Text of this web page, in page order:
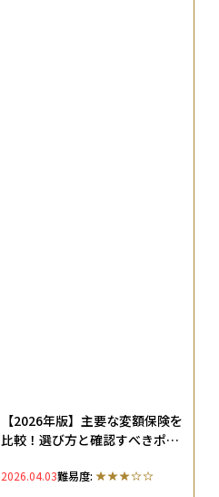
【2026年版】主要な変額保険を
比較！選び方と確認すべきポイ
理
2026.04.03難易度: